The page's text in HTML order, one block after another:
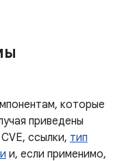
которые
приведены
ссылки, тип
и, если применимо,